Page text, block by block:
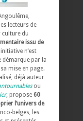
lecteurs de
culture du
issu de
n’est
démarque par la
mise en page.
déjà auteur
ou
, propose 60
l’univers de
belges, les